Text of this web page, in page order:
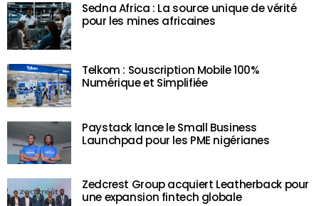
Sedna Africa : La source unique de vérité
pour les mines africaines
Telkom : Souscription Mobile 100%
Numérique et Simplifiée
Paystack lance le Small Business
Launchpad pour les PME nigérianes
Zedcrest Group acquiert Leatherback pour
une expansion fintech globale